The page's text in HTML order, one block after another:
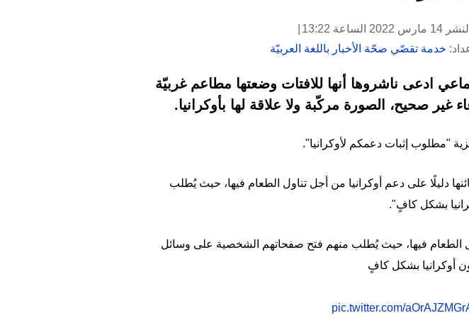
الساعة 13:22
خدمة تقصّي صحّة الأخبار باللغة العربيّة
ادعى ناشروها أنها للافتات وضعتها مطاعم غربيّة
غير صحيح، الصورة مركّبة ولا علاقة لها بأوكرانيا.
"مطلوب إثبات دعمكم لأوكرانيا".
دليلًا على دعم أوكرانيا من أجل تناول الطعام فيها، حيث يُطلب
بشكل كافٍ".
الطعام فيها، حيث يُطلب منهم فتح صفحاتهم الشخصية على وسائل
أوكرانيا بشكل كافٍ
pic.twitter.com/